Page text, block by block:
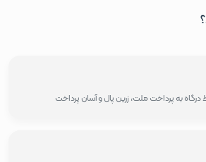
به پرداخت ملت، زرین پال و آسان پرداخت